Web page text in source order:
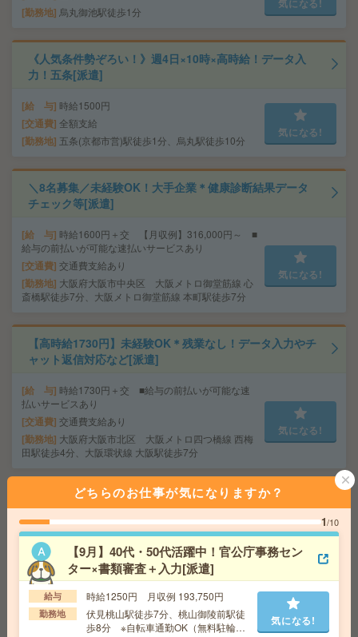
勤務地 烏丸御池駅徒歩1分
気になる!
《人気条件勢ぞろい！》週4日×10時×高時給！データ入
力！五条[派遣]
給 与 時給1500円
交通費 全額支給
勤務地 五条(京都市営)駅徒歩1分、烏丸駅徒歩10分
気になる!
＼8名募集／未経験OK！大手企業＊健康診断結果データ
チェック等[派遣]
給 与 時給1600円＋交 【月収例】316,000円～ ■
給与の前払いが可能な速払いサービスあり
交通費 交通費支給あり
勤務地 大阪府大阪市中央区 大阪メトロ御堂筋線 心
斎橋駅徒歩7分、大阪メトロ御堂筋線 本町駅徒歩7分
気になる!
【高時給1730円】未経験OK＊残業なし！データ入力やチ
ャット返信対応など[派遣]
給 与 時給1730円＋交 ■給与の前払いが可能な速
払いサービスあり
交通費 交通費支給あり
勤務地 大阪府大阪市北区 大阪メトロ四つ橋線 西梅
田駅徒歩4分、大阪環状線 大阪駅徒歩7分
気になる!
〈空いた日1日のみからOK〉＊チラシの仕分け[派遣]
給 与 時給1,500円～1,875円
勤務地
【京都市北区】北大路駅・北山(京都府)駅・北
野白梅町駅・等持院・立命館大学衣笠キャンパス前駅
など勤務地多数！
気になる!
給与即払いOK！駅チカ！高時給！入出荷・ピッキング[派
どちらのお仕事が気になりますか？
1/10
【9月】40代・50代活躍中！官公庁事務セン
ター×書類審査＋入力[派遣]
給与 時給1250円 月収例 193,750円
勤務地
伏見桃山駅徒歩7分、桃山御陵前駅徒
歩8分 ※自転車通勤OK（無料駐輪場
気になる!